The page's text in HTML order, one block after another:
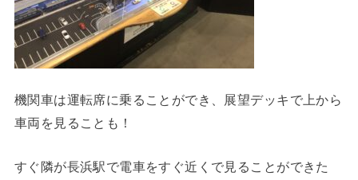
機関車は運転席に乗ることができ、展望デッキで上から
車両を見ることも！
すぐ隣が長浜駅で電車をすぐ近くで見ることができた